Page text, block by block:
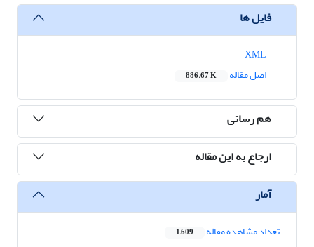
فایل ها
اصل مقاله
886.67 K
هم رسانی
ارجاع به این مقاله
آمار
تعداد مشاهده مقاله 1,609